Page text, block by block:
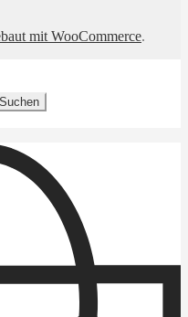
mit WooCommerce.
Suchen